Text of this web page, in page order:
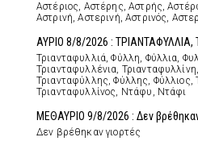
Αστέριος, Αστέρης, Αστρής,
Αστρινή, Αστερινή, Αστρινός,
ΑΥΡΙΟ 8/8/2026 :
Τριανταφυλλιά, Φύλλη, Φύλλια,
Τριανταφυλλένια,
Τριανταφύλλης, Φύλλης, Φύλλιος,
Τριανταφυλλίνος, Ντάφυ, Ντάφι
ΜΕΘΑΥΡΙΟ 9/8/2026 : Δεν
Δεν βρέθηκαν γιορτές